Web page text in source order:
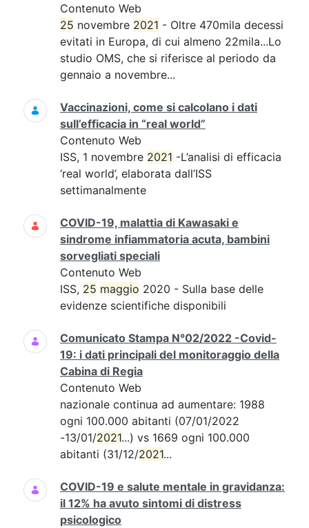
Contenuto Web
25 novembre 2021 - Oltre 470mila decessi
evitati in Europa, di cui almeno 22mila...Lo
studio OMS, che si riferisce al periodo da
gennaio a novembre...
Vaccinazioni, come si calcolano i dati
sull’efficacia in “real world”
Contenuto Web
ISS, 1 novembre 2021 -L’analisi di efficacia
‘real world’, elaborata dall’ISS
settimanalmente
COVID-19, malattia di Kawasaki e
sindrome infiammatoria acuta, bambini
sorvegliati speciali
Contenuto Web
ISS, 25 maggio 2020 - Sulla base delle
evidenze scientifiche disponibili
Comunicato Stampa N°02/2022 -Covid-
19: i dati principali del monitoraggio della
Cabina di Regia
Contenuto Web
nazionale continua ad aumentare: 1988
ogni 100.000 abitanti (07/01/2022
-13/01/2021...) vs 1669 ogni 100.000
abitanti (31/12/2021...
COVID-19 e salute mentale in gravidanza:
il 12% ha avuto sintomi di distress
psicologico